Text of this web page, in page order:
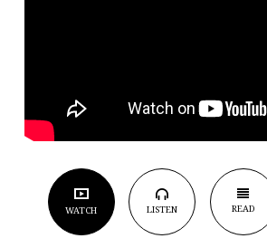
WATCH LISTEN READ